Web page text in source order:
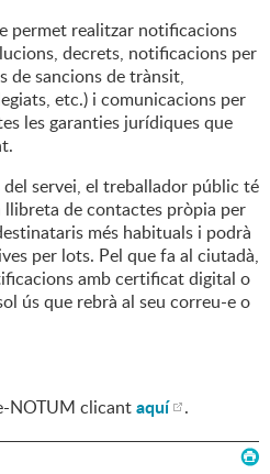
permet realitzar notificacions
decrets, notificacions per
de sancions de trànsit,
etc.) i comunicacions per
les garanties jurídiques que
servei, el treballador públic té
de contactes pròpia per
més habituals i podrà
per lots. Pel que fa al ciutadà,
amb certificat digital o
ús que rebrà al seu correu-e o
NOTUM clicantaquí .